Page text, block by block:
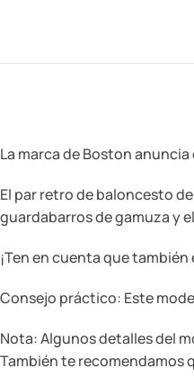
La marca de Boston
El par retro de baloncesto
guardabarros de gamuza y
¡Ten en cuenta que
Consejo práctico: Este
Nota: Algunos detalles del
También te recomendamos